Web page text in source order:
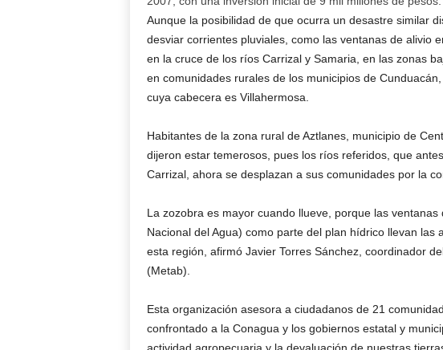
Aunque la posibilidad de que ocurra un desastre similar
desviar corrientes pluviales, como las ventanas de alivio
en la cruce de los ríos Carrizal y Samaria, en las zonas
en comunidades rurales de los municipios de
cuya cabecera es Villahermosa.
Habitantes de la zona rural de Aztlanes, municipio de
dijeron estar temerosos, pues los ríos referidos, que
Carrizal, ahora se desplazan a sus comunidades por la
La zozobra es mayor cuando llueve, porque las
Nacional del Agua) como parte del plan hídrico llevan las
esta región, afirmó Javier Torres Sánchez, coordinador
(Metab).
Esta organización asesora a ciudadanos de 21
confrontado a la Conagua y los gobiernos estatal y